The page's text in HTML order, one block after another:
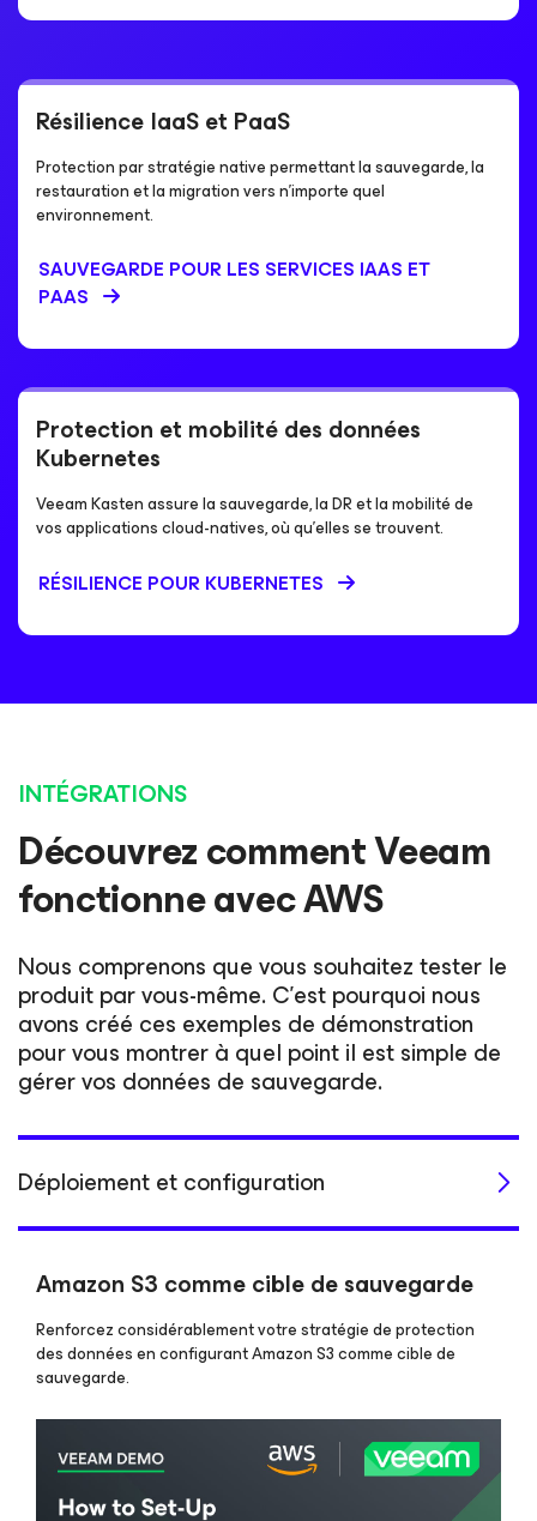
Résilience IaaS et PaaS
Protection par stratégie native permettant la sauvegarde, la
restauration et la migration vers n’importe quel
environnement.
SAUVEGARDE POUR LES SERVICES IAAS ET
PAAS
Protection et mobilité des données
Kubernetes
Veeam Kasten assure la sauvegarde, la DR et la mobilité de
vos applications cloud-natives, où qu’elles se trouvent.
RÉSILIENCE POUR KUBERNETES
INTÉGRATIONS
Découvrez comment Veeam
fonctionne avec AWS
Nous comprenons que vous souhaitez tester le
produit par vous-même. C’est pourquoi nous
avons créé ces exemples de démonstration
pour vous montrer à quel point il est simple de
gérer vos données de sauvegarde.
Déploiement et configuration
Amazon S3 comme cible de sauvegarde
Renforcez considérablement votre stratégie de protection
des données en configurant Amazon S3 comme cible de
sauvegarde.